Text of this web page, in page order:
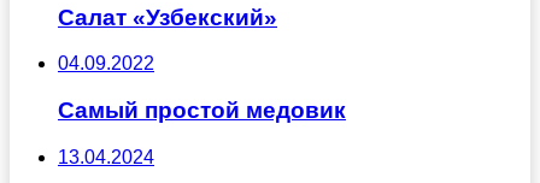
Салат «Узбекский»
04.09.2022
Самый простой медовик
13.04.2024